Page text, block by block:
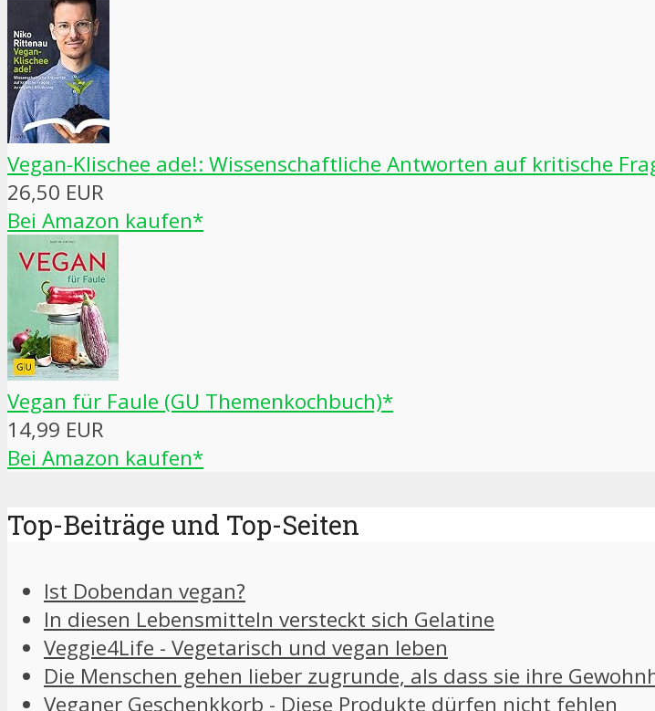
Vegan-Klischee ade!: Wissenschaftliche Antworten auf kritische
26,50 EUR
Bei Amazon kaufen*
Vegan für Faule (GU Themenkochbuch)*
14,99 EUR
Bei Amazon kaufen*
Top-Beiträge und Top-Seiten
Ist Dobendan vegan?
In diesen Lebensmitteln versteckt sich Gelatine
Veggie4Life - Vegetarisch und vegan leben
Die Menschen gehen lieber zugrunde, als dass sie ihre
Veganer Geschenkkorb - Diese Produkte dürfen nicht fehlen